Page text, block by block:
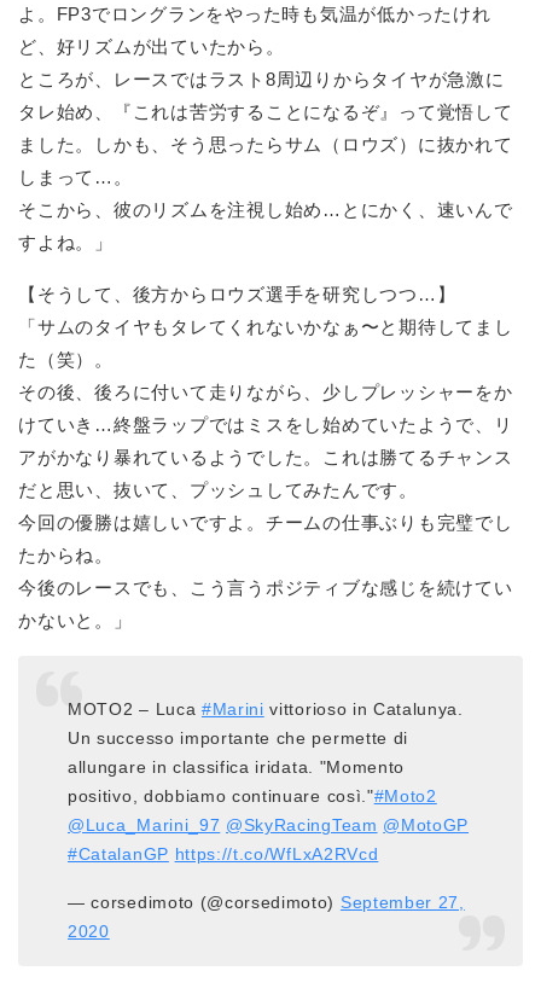
よ。FP3でロングランをやった時も気温が低かったけれ
ど、好リズムが出ていたから。
ところが、レースではラスト8周辺りからタイヤが急激に
タレ始め、『これは苦労することになるぞ』って覚悟して
ました。しかも、そう思ったらサム（ロウズ）に抜かれて
しまって…。
そこから、彼のリズムを注視し始め…とにかく、速いんで
すよね。」
【そうして、後方からロウズ選手を研究しつつ…】
「サムのタイヤもタレてくれないかなぁ〜と期待してまし
た（笑）。
その後、後ろに付いて走りながら、少しプレッシャーをか
けていき…終盤ラップではミスをし始めていたようで、リ
アがかなり暴れているようでした。これは勝てるチャンス
だと思い、抜いて、プッシュしてみたんです。
今回の優勝は嬉しいですよ。チームの仕事ぶりも完璧でし
たからね。
今後のレースでも、こう言うポジティブな感じを続けてい
かないと。」
MOTO2 – Luca #Marini vittorioso in Catalunya.
Un successo importante che permette di
allungare in classifica iridata. "Momento
positivo, dobbiamo continuare così."#Moto2
@Luca_Marini_97 @SkyRacingTeam @MotoGP
#CatalanGP https://t.co/WfLxA2RVcd
— corsedimoto (@corsedimoto) September 27,
2020